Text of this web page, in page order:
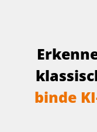
Erkenn
klassisc
binde KI